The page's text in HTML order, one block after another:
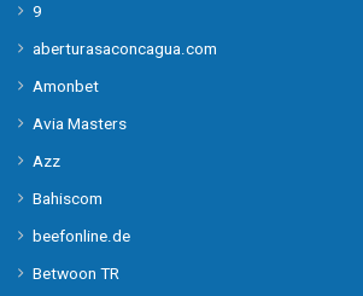
9
aberturasaconcagua.com
Amonbet
Avia Masters
Azz
Bahiscom
beefonline.de
Betwoon TR